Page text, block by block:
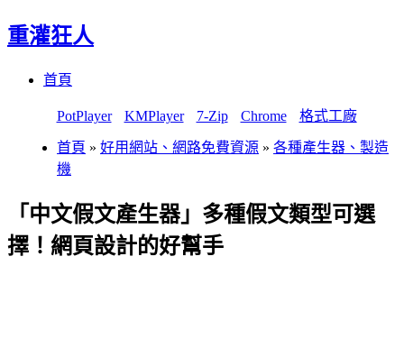
重灌狂人
首頁
PotPlayer KMPlayer 7-Zip Chrome 格式工廠
首頁 » 好用網站、網路免費資源 » 各種產生器、製造
機
「中文假文產生器」多種假文類型可選
擇！網頁設計的好幫手